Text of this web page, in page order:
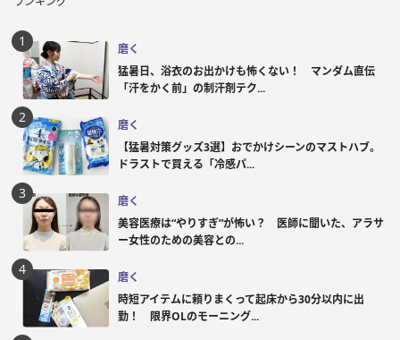
磨く
猛暑日、浴衣のお出かけも怖くない！ マンダム直伝
「汗をかく前」の制汗剤テク...
磨く
【猛暑対策グッズ3選】おでかけシーンのマストハブ。
ドラストで買える「冷感パ...
磨く
美容医療は“やりすぎ”が怖い？ 医師に聞いた、アラサ
ー女性のための美容との...
磨く
時短アイテムに頼りまくって起床から30分以内に出
勤！ 限界OLのモーニング...